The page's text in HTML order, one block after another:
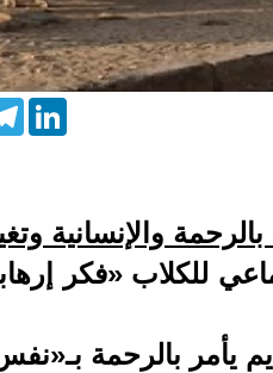
T
e
l
a
m
L
i
n
I
n
والإنسانية
للكلاب «فكر
يأمر بالرحمة